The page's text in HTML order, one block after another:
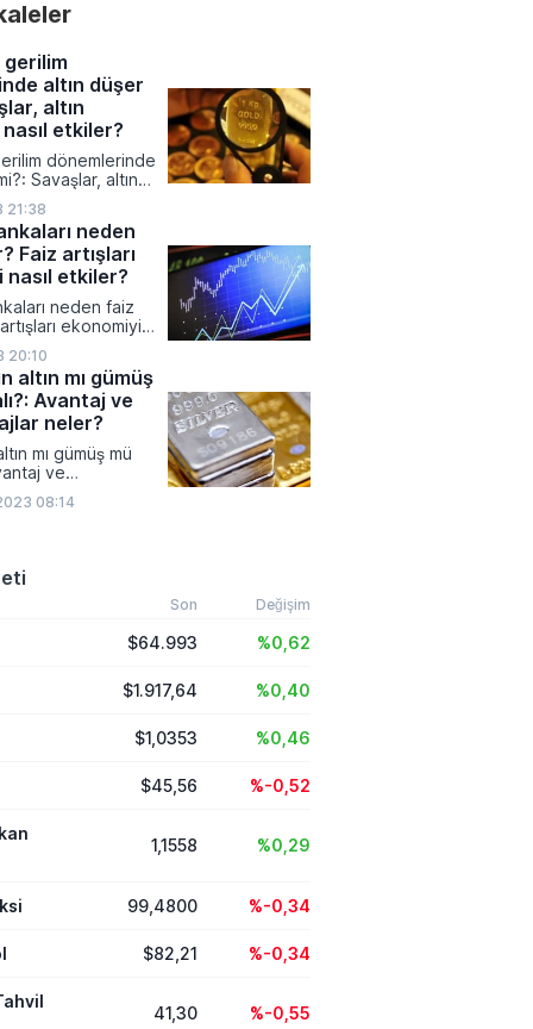
paylaştı.
Aydınlatma
duyurduğu
yüksek tutarlı
stratejik
anlaşmaları ve
artıran tesis
çıktı.
altın düşer
altın
etkiler?
dönemlerinde
Savaşlar, altın
21:38
neden
Faiz artışları
nasıl etkiler?
neden faiz
ekonomiyi
20:10
altın mı gümüş
Avantaj ve
neler?
mı gümüş mü
ve
neler?
08:14
Son Değişim
$64.993 %0,62
$1.917,64 %0,40
$1,0353 %0,46
$45,56 %-0,52
1,1558 %0,29
99,4800 %-0,34
$82,21 %-0,34
41,30 %-0,55